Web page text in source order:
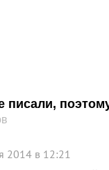
писали,
2014 в 12:21